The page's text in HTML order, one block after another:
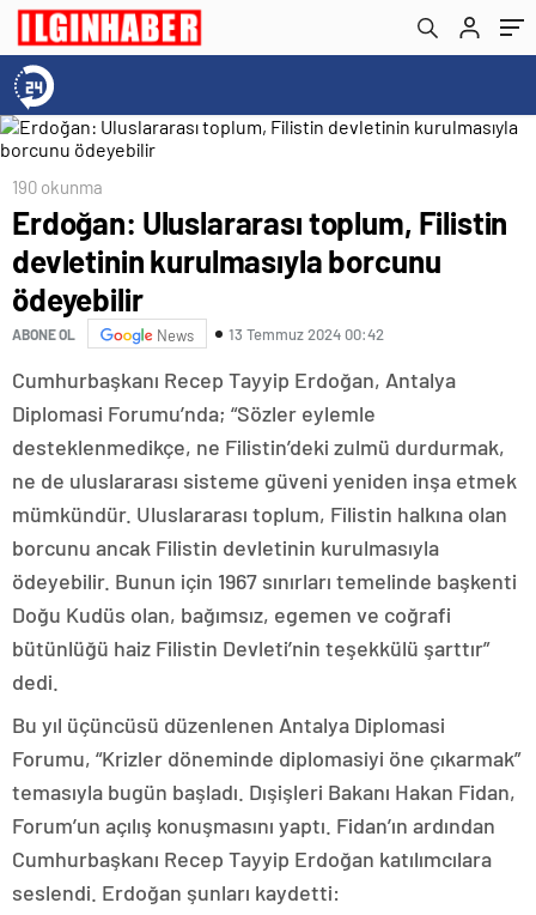
190 okunma
Erdoğan: Uluslararası toplum, Filistin
devletinin kurulmasıyla borcunu
ödeyebilir
ABONE OL News 13 Temmuz 2024 00:42
Cumhurbaşkanı Recep Tayyip Erdoğan, Antalya
Diplomasi Forumu’nda; “Sözler eylemle
desteklenmedikçe, ne Filistin’deki zulmü durdurmak,
ne de uluslararası sisteme güveni yeniden inşa etmek
mümkündür. Uluslararası toplum, Filistin halkına olan
borcunu ancak Filistin devletinin kurulmasıyla
ödeyebilir. Bunun için 1967 sınırları temelinde başkenti
Doğu Kudüs olan, bağımsız, egemen ve coğrafi
bütünlüğü haiz Filistin Devleti’nin teşekkülü şarttır”
dedi.
Bu yıl üçüncüsü düzenlenen Antalya Diplomasi
Forumu, “Krizler döneminde diplomasiyi öne çıkarmak”
temasıyla bugün başladı. Dışişleri Bakanı Hakan Fidan,
Forum’un açılış konuşmasını yaptı. Fidan’ın ardından
Cumhurbaşkanı Recep Tayyip Erdoğan katılımcılara
seslendi. Erdoğan şunları kaydetti: